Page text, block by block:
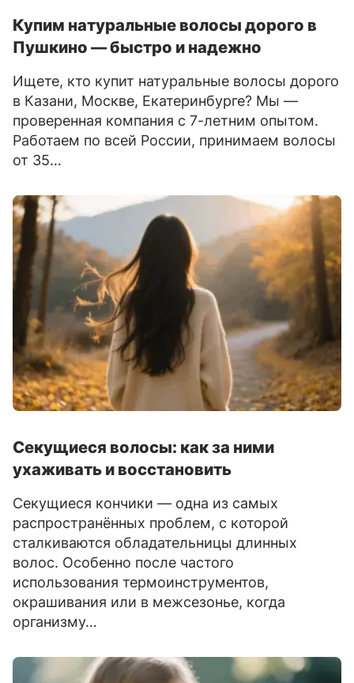
Купим натуральные волосы дорого в
Пушкино — быстро и надежно
Ищете, кто купит натуральные волосы дорого
в Казани, Москве, Екатеринбурге? Мы —
проверенная компания с 7-летним опытом.
Работаем по всей России, принимаем волосы
от 35…
Секущиеся волосы: как за ними
ухаживать и восстановить
Секущиеся кончики — одна из самых
распространённых проблем, с которой
сталкиваются обладательницы длинных
волос. Особенно после частого
использования термоинструментов,
окрашивания или в межсезонье, когда
организму…